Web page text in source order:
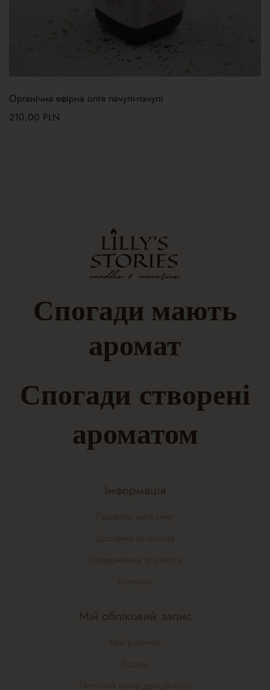
Органічна ефірна олія пачулі-пачулі
210,00 PLN
Спогади мають
аромат
Спогади, створені
ароматом
Інформація
Мій обліковий запис